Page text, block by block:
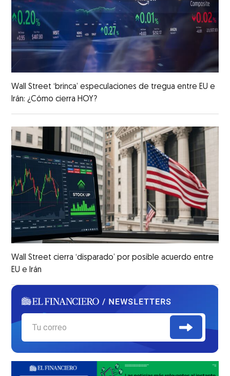
Wall Street ‘brinca’ especulaciones de tregua entre EU e
Irán: ¿Cómo cierra HOY?
Wall Street cierra ‘disparado’ por posible acuerdo entre
EU e Irán